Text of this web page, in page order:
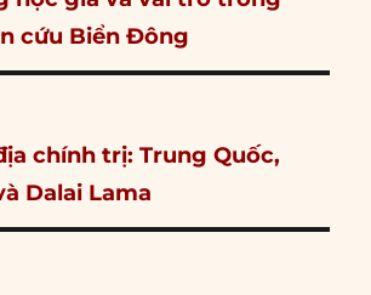
cứu Biển Đông
chính trị: Trung Quốc,
Dalai Lama